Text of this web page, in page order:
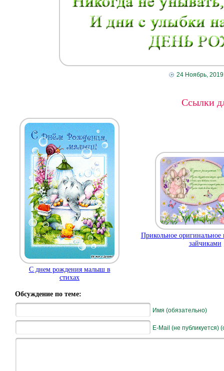
24 Ноябрь, 2019
Ссылки
С днем рождения малыш в
стихах
Прикольное оригинальное
зайчиками
Обсуждение по теме:
Имя (обязательно)
E-Mail (не публикуется)